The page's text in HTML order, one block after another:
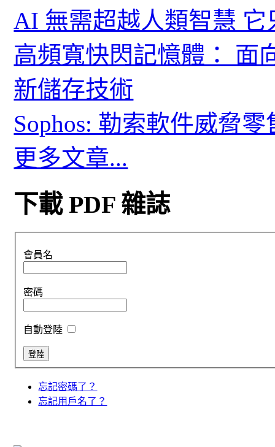
AI 無需超越人類智慧
高頻寬快閃記憶體： 面
新儲存技術
Sophos: 勒索軟件威脅
更多文章...
下載 PDF 雜誌
會員名
密碼
自動登陸
忘記密碼了？
忘記用戶名了？